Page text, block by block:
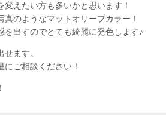
変えたい方も多いかと思います！
真のようなマットオリーブカラー！
を出すのでとても綺麗に発色します♪
ます。
ご相談ください！